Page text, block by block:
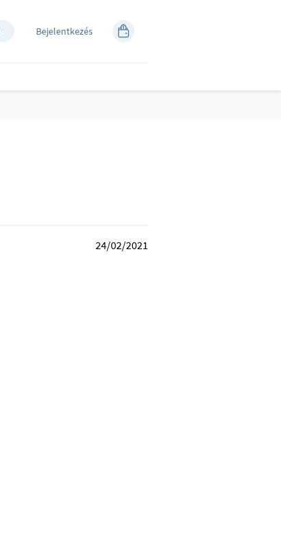
Bejelentkezés
24/02/2021